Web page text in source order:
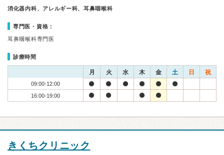
消化器内科、アレルギー科、耳鼻咽喉科
専門医・資格：
耳鼻咽喉科専門医
診療時間
月 火 水 木 金 土 日 祝
09:00-12:00
16:00-19:00
きくちクリニック